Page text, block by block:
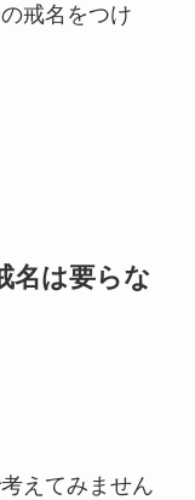
戒名をつけ
名は要らな
えてみません